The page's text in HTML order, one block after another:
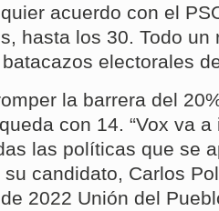
acuerdo con el
hasta los 30. Todo un
electorales
la barrera del
con 14. “Vox va
las políticas que se
su candidato, Carlos
2022 Unión del